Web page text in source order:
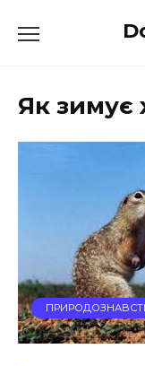
до
Як зимує